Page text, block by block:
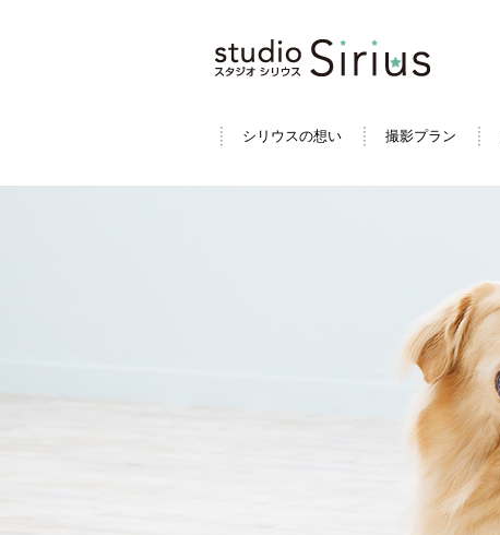
シリウスの想い 撮影プラン